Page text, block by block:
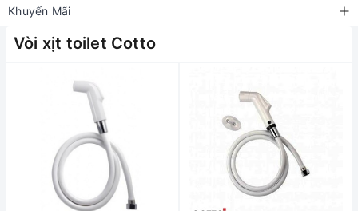
Khuyến Mãi
Vòi xịt toilet Cotto